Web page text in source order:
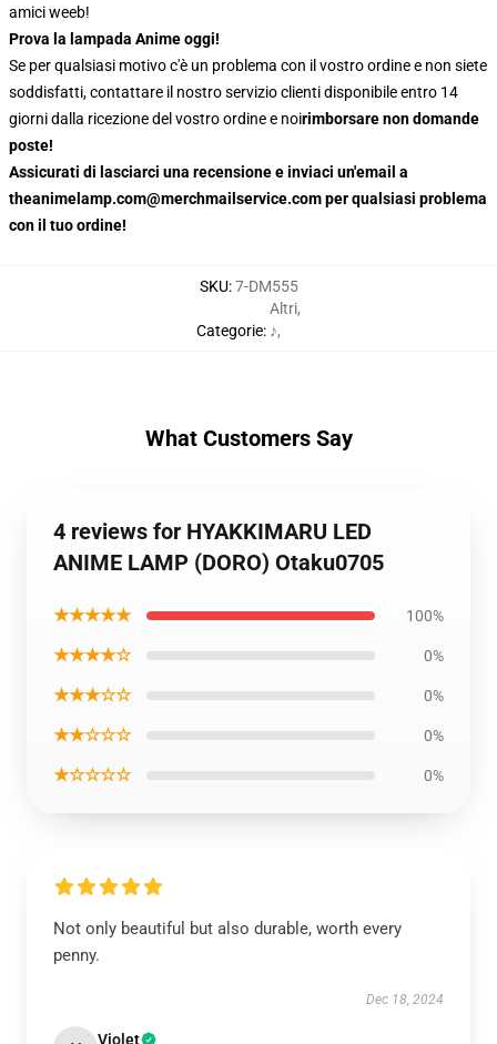
amici weeb!
Prova la lampada Anime oggi!
Se per qualsiasi motivo c'è un problema con il vostro ordine e non siete
soddisfatti, contattare il nostro servizio clienti disponibile entro 14
giorni dalla ricezione del vostro ordine e noirimborsare non domande
poste!
Assicurati di lasciarci una recensione e inviaci un'email a
theanimelamp.com@merchmailservice.com per qualsiasi problema
con il tuo ordine!
SKU:7-DM555
Categorie:
Altri,
♪,
What Customers Say
4 reviews for HYAKKIMARU LED
ANIME LAMP (DORO) Otaku0705
★★★★★ 100%
★★★★☆ 0%
★★★☆☆ 0%
★★☆☆☆ 0%
★☆☆☆☆ 0%
Not only beautiful but also durable, worth every
penny.
Dec 18, 2024
Violet